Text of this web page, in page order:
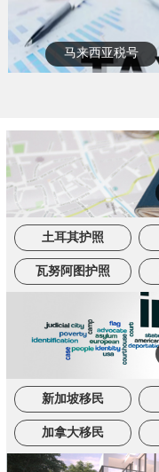
马来西亚税号
土耳其护照
瓦努阿图护照
新加坡移民
加拿大移民